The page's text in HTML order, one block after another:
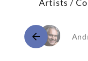
Artists /